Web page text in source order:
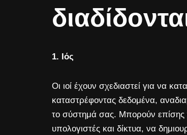
1. Ιός
Οι ιοί έχουν σχεδιαστεί για να
καταστρέφοντας δεδομένα,
το σύστημά σας. Μπορούν επίσης
υπολογιστές και δίκτυα, να